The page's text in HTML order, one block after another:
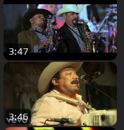
3:47
3:46